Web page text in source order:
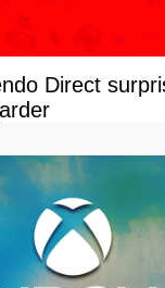
Direct